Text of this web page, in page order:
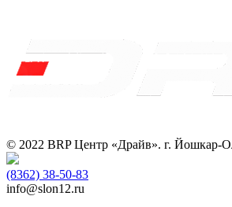
© 2022 BRP Центр «Драйв». г. Йошкар-
(8362) 38-50-83
info@slon12.ru